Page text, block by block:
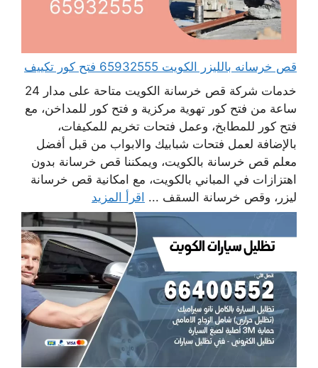
قص خرسانه بالليزر الكويت 65932555 فتح كور تكييف
خدمات شركة قص خرسانة الكويت متاحة على مدار 24
ساعة من فتح كور تهوية مركزية و فتح كور للمداخن، مع
فتح كور للمطابخ، وعمل فتحات تخريم للمكيفات،
بالإضافة لعمل فتحات شبابيك والابواب من قبل أفضل
معلم قص خرسانة بالكويت، ويمكننا قص خرسانة بدون
اهتزازات في المباني بالكويت، مع امكانية قص خرسانة
ليزر، وقص خرسانة السقف ... اقرأ المزيد